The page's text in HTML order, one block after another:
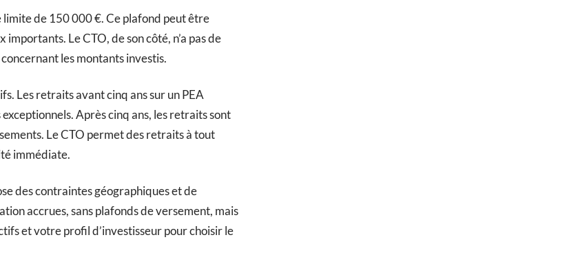
limite de 150 000 €. Ce plafond peut être
Le CTO, de son côté, n’a pas de
les montants investis.
Les retraits avant cinq ans sur un PEA
Après cinq ans, les retraits sont
Le CTO permet des retraits à tout
immédiate.
des contraintes géographiques et de
accrues, sans plafonds de versement, mais
et votre profil d’investisseur pour choisir le